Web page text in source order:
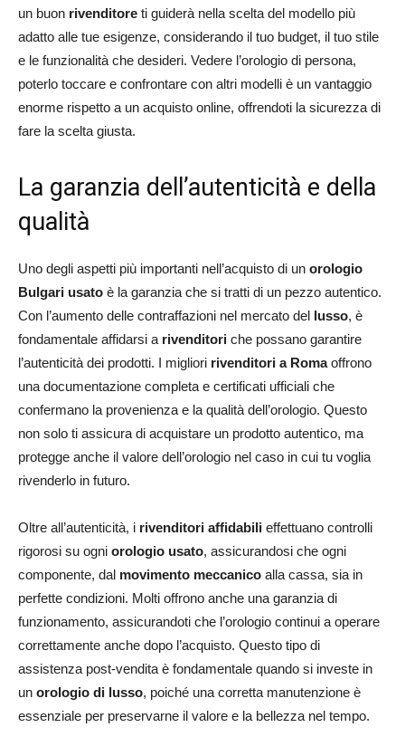
un buon rivenditore ti guiderà nella scelta del modello più
adatto alle tue esigenze, considerando il tuo budget, il tuo stile
e le funzionalità che desideri. Vedere l’orologio di persona,
poterlo toccare e confrontare con altri modelli è un vantaggio
enorme rispetto a un acquisto online, offrendoti la sicurezza di
fare la scelta giusta.
La garanzia dell’autenticità e della
qualità
Uno degli aspetti più importanti nell’acquisto di un orologio
Bulgari usato è la garanzia che si tratti di un pezzo autentico.
Con l’aumento delle contraffazioni nel mercato del lusso, è
fondamentale affidarsi a rivenditori che possano garantire
l’autenticità dei prodotti. I migliori rivenditori a Romaoffrono
una documentazione completa e certificati ufficiali che
confermano la provenienza e la qualità dell’orologio. Questo
non solo ti assicura di acquistare un prodotto autentico, ma
protegge anche il valore dell’orologio nel caso in cui tu voglia
rivenderlo in futuro.
Oltre all’autenticità, i rivenditori affidabili effettuano controlli
rigorosi su ogni orologio usato, assicurandosi che ogni
componente, dal movimento meccanico alla cassa, sia in
perfette condizioni. Molti offrono anche una garanzia di
funzionamento, assicurandoti che l’orologio continui a operare
correttamente anche dopo l’acquisto. Questo tipo di
assistenza post-vendita è fondamentale quando si investe in
un orologio di lusso, poiché una corretta manutenzione è
essenziale per preservarne il valore e la bellezza nel tempo.